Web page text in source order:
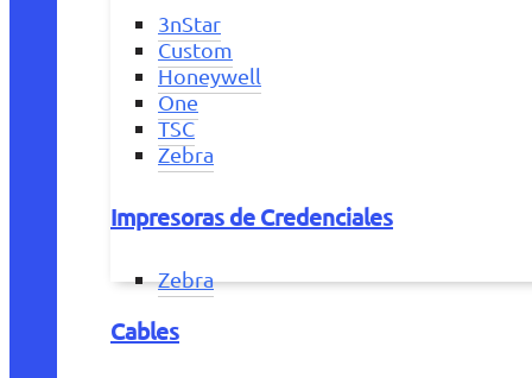
3nStar
Custom
Honeywell
One
TSC
Zebra
Impresoras de Credenciales
Zebra
Cables